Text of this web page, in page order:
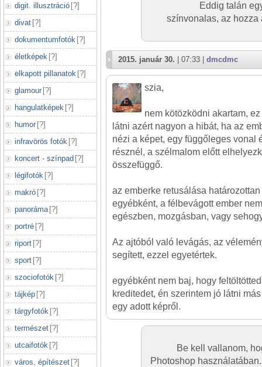
digit. illusztráció [?]
divat [?]
dokumentumfotók [?]
életképek [?]
elkapott pillanatok [?]
glamour [?]
hangulatképek [?]
humor [?]
infravörös fotók [?]
koncert - színpad [?]
légifotók [?]
makró [?]
panoráma [?]
portré [?]
riport [?]
sport [?]
szociofotók [?]
tájkép [?]
tárgyfotók [?]
természet [?]
utcaifotók [?]
város, építészet [?]
Eddig talán
színvonalas, az hozza
2015. január 30. | 07:33 | dmcdmc
szia,
nem kötözködni akartam,
látni azért nagyon a hibát, ha az
nézi a képet, egy függőleges vonal
résznél, a szélmalom előtt
összefüggő.
az emberke retusálása
egyébként, a félbevágott ember
egészben, mozgásban, vagy
Az ajtóból való levágás, az
segített, ezzel egyetértek.
egyébként nem baj, hogy
kreditedet, én szerintem jó látni
egy adott képről.
Be kell vallanom,
Photoshop